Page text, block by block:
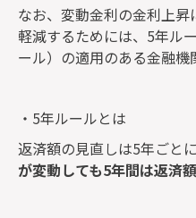
なお、変動金利の金利上
軽減するためには、5年ル
ール）の適用のある金融機
・5年ルールとは
返済額の見直しは5年ごと
が変動しても5年間は返済